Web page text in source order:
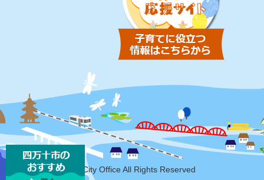
Copyright Shimanto-City Office All Rights Reserved